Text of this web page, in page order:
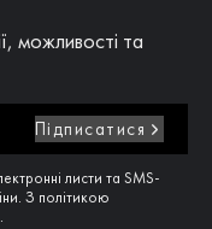
можливості та
Підписатися
листи та SMS-
З політикою
.